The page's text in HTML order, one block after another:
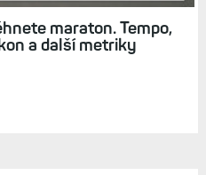
maraton. Tempo,
a další metriky